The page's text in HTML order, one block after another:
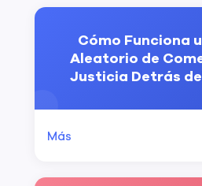
Cómo Funciona
Aleatorio de
Justicia Detrás
Más